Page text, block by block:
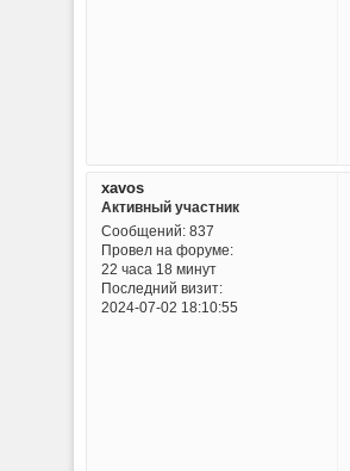
xavos
Активный участник
Сообщений:837
Провел на форуме:
22 часа 18 минут
Последний визит:
2024-07-02 18:10:55